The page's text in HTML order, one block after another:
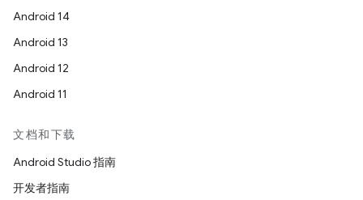
Android 14
Android 13
Android 12
Android 11
文档和下载
Android Studio 指南
开发者指南